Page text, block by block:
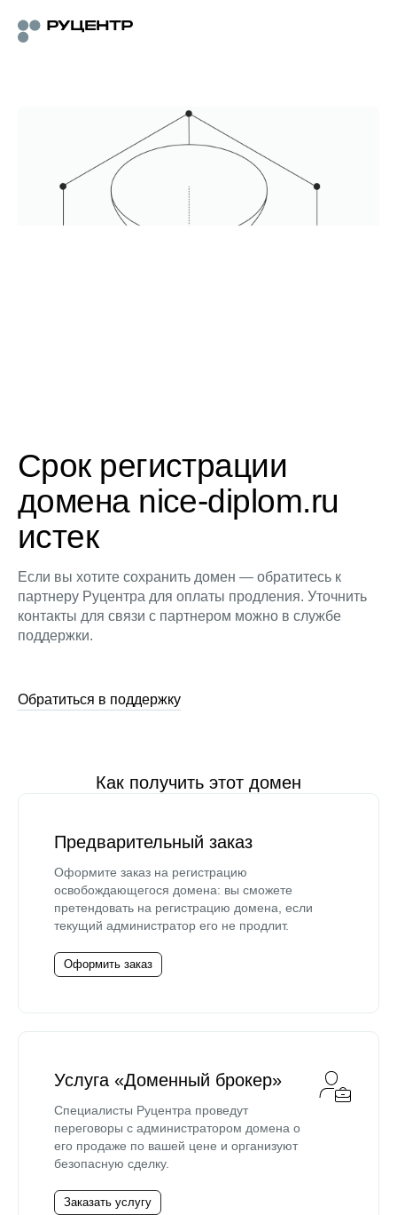
Срок регистрации
домена nice-diplom.ru
истек
Если вы хотите сохранить домен — обратитесь к
партнеру Руцентра для оплаты продления. Уточнить
контакты для связи с партнером можно в службе
поддержки.
Обратиться в поддержку
Как получить этот домен
Предварительный заказ
Оформите заказ на регистрацию
освобождающегося домена: вы сможете
претендовать на регистрацию домена, если
текущий администратор его не продлит.
Оформить заказ
Услуга «Доменный брокер»
Специалисты Руцентра проведут
переговоры с администратором домена о
его продаже по вашей цене и организуют
безопасную сделку.
Заказать услугу